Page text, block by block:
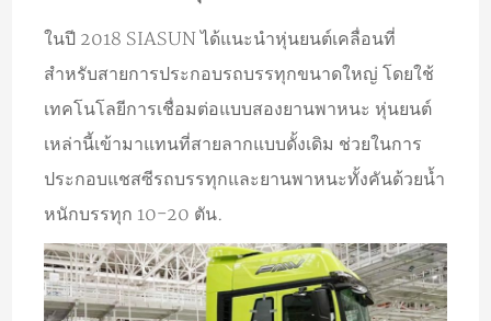
ในปี 2018 SIASUN ได้แนะนำหุ่นยนต์เคลื่อนที่
สำหรับสายการประกอบรถบรรทุกขนาดใหญ่ โดยใช้
เทคโนโลยีการเชื่อมต่อแบบสองยานพาหนะ หุ่นยนต์
เหล่านี้เข้ามาแทนที่สายลากแบบดั้งเดิม ช่วยในการ
ประกอบแชสซีรถบรรทุกและยานพาหนะทั้งคันด้วยน้ำ
หนักบรรทุก 10-20 ตัน.